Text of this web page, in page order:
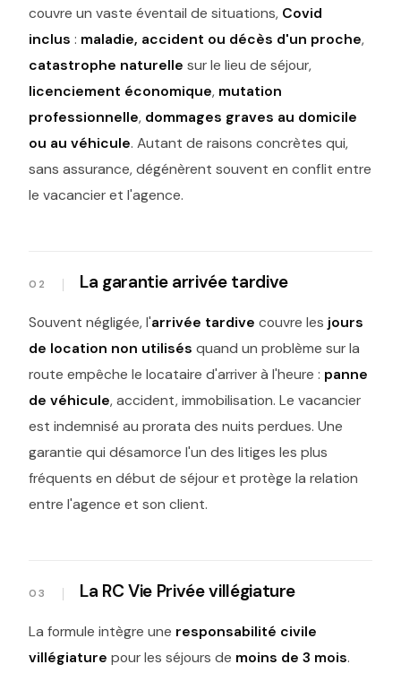
couvre un vaste éventail de situations, Covid
inclus : maladie, accident ou décès d'un proche,
catastrophe naturelle sur le lieu de séjour,
licenciement économique, mutation
professionnelle, dommages graves au domicile
ou au véhicule. Autant de raisons concrètes qui,
sans assurance, dégénèrent souvent en conflit entre
le vacancier et l'agence.
La garantie arrivée tardive
Souvent négligée, l'arrivée tardive couvre les jours
de location non utilisés quand un problème sur la
route empêche le locataire d'arriver à l'heure : panne
de véhicule, accident, immobilisation. Le vacancier
est indemnisé au prorata des nuits perdues. Une
garantie qui désamorce l'un des litiges les plus
fréquents en début de séjour et protège la relation
entre l'agence et son client.
La RC Vie Privée villégiature
La formule intègre une responsabilité civile
villégiature pour les séjours de moins de 3 mois.